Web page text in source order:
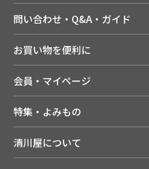
問い合わせ・Q&A・ガイド
ご利用ガイド
領収書について
送料について
配達日について
返品について
お買い物を便利に
季節のカタログを無料でお届け
店舗・ECポイント共通アプリ
LINEお友だち登録
会員・マイページ
会員特典について
注文履歴
特集・よみもの
メディア掲載商品
清川屋について